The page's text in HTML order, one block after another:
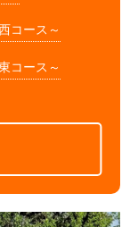
コース～
コース～